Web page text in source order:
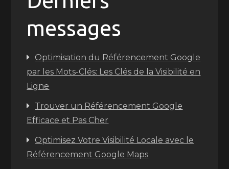
messages
Optimisation du Référencement Google
par les Mots-Clés: Les Clés de la Visibilité en
Ligne
Trouver un Référencement Google
Efficace et Pas Cher
Optimisez Votre Visibilité Locale avec le
Référencement Google Maps